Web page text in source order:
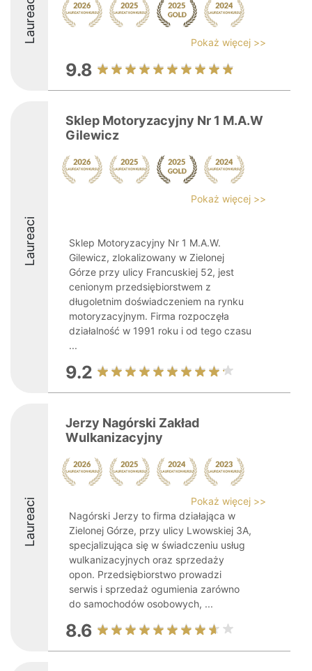
Laureaci Pokaż więcej >>
9.8
Laureaci
Sklep Motoryzacyjny Nr 1 M.A.W
Gilewicz
Pokaż więcej >>
Sklep Motoryzacyjny Nr 1 M.A.W.
Gilewicz, zlokalizowany w Zielonej
Górze przy ulicy Francuskiej 52, jest
cenionym przedsiębiorstwem z
długoletnim doświadczeniem na rynku
motoryzacyjnym. Firma rozpoczęła
działalność w 1991 roku i od tego czasu
...
9.2
Laureaci
Jerzy Nagórski Zakład
Wulkanizacyjny
Pokaż więcej >>
Nagórski Jerzy to firma działająca w
Zielonej Górze, przy ulicy Lwowskiej 3A,
specjalizująca się w świadczeniu usług
wulkanizacyjnych oraz sprzedaży
opon. Przedsiębiorstwo prowadzi
serwis i sprzedaż ogumienia zarówno
do samochodów osobowych, ...
8.6